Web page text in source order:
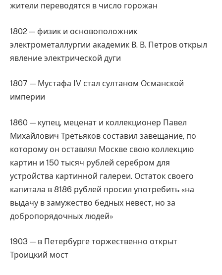
жители переводятся в число горожан
1802 — физик и основоположник
электрометаллургии академик В. В. Петров открыл
явление электрической дуги
1807 — Мустафа IV стал султаном Османской
империи
1860 — купец, меценат и коллекционер Павел
Михайлович Третьяков составил завещание, по
которому он оставлял Москве свою коллекцию
картин и 150 тысяч рублей серебром для
устройства картинной галереи. Остаток своего
капитала в 8186 рублей просил употребить «на
выдачу в замужество бедных невест, но за
добропорядочных людей»
1903 — в Петербурге торжественно открыт
Троицкий мост